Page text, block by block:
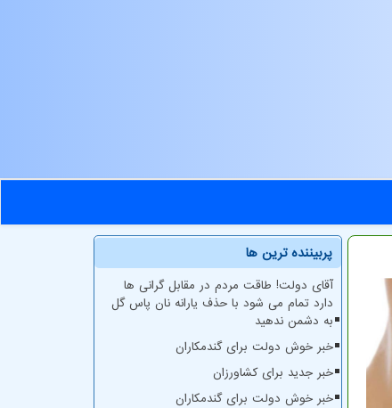
پربیننده ترین ها
آقای دولت! طاقت مردم در مقابل گرانی ها
دارد تمام می شود با حذف یارانه نان پاس گل
به دشمن ندهید
خبر خوش دولت برای گندمکاران
خبر جدید برای کشاورزان
خبر خوش دولت برای گندمکاران